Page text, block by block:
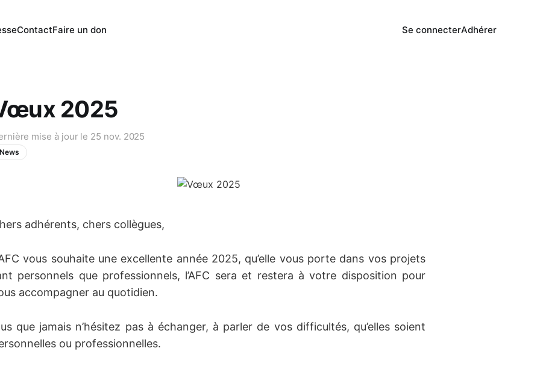
ContactFaire un don Se connecterAdhérer
2025
mise à jour le 25 nov. 2025
News
adhérents, chers collègues,
vous souhaite une excellente année 2025, qu’elle vous porte dans vos projets
personnels que professionnels, l’AFC sera et restera à votre disposition pour
accompagner au quotidien.
que jamais n’hésitez pas à échanger, à parler de vos difficultés, qu’elles soient
ou professionnelles.